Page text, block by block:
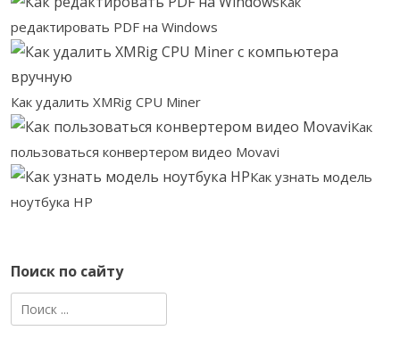
редактировать PDF на Windows
Как удалить XMRig CPU Miner
Как
пользоваться конвертером видео Movavi
Как узнать модель
ноутбука HP
Поиск по сайту
Найти: